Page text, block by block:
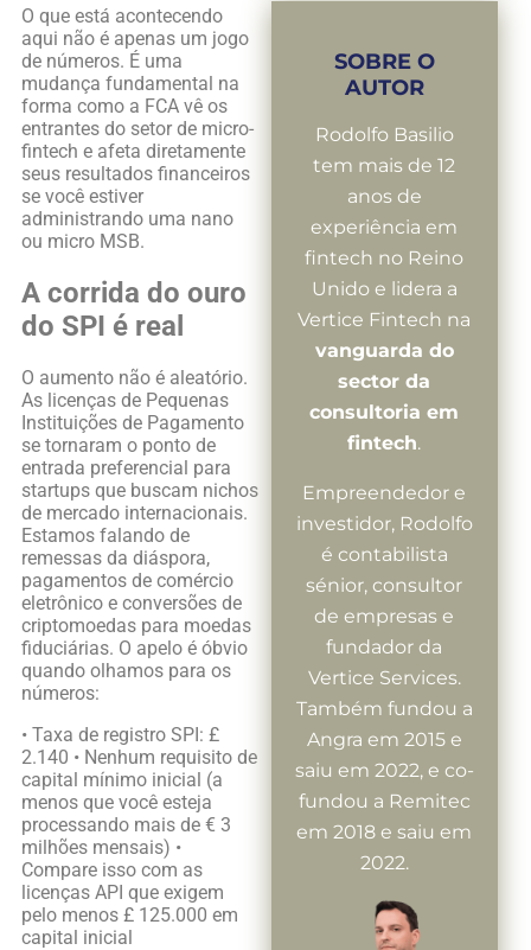
O que está acontecendo
aqui não é apenas um jogo
de números. É uma
mudança fundamental na
forma como a FCA vê os
entrantes do setor de micro-
fintech e afeta diretamente
seus resultados financeiros
se você estiver
administrando uma nano
ou micro MSB.
A corrida do ouro
do SPI é real
O aumento não é aleatório.
As licenças de Pequenas
Instituições de Pagamento
se tornaram o ponto de
entrada preferencial para
startups que buscam nichos
de mercado internacionais.
Estamos falando de
remessas da diáspora,
pagamentos de comércio
eletrônico e conversões de
criptomoedas para moedas
fiduciárias. O apelo é óbvio
quando olhamos para os
números:
• Taxa de registro SPI: £
2.140 • Nenhum requisito de
capital mínimo inicial (a
menos que você esteja
processando mais de € 3
milhões mensais) •
Compare isso com as
licenças API que exigem
pelo menos £ 125.000 em
capital inicial
SOBRE O
AUTOR
Rodolfo Basilio
tem mais de 12
anos de
experiência em
fintech no Reino
Unido e lidera a
Vertice Fintech na
vanguarda do
sector da
consultoria em
fintech.
Empreendedor e
investidor, Rodolfo
é contabilista
sénior, consultor
de empresas e
fundador da
Vertice Services.
Também fundou a
Angra em 2015 e
saiu em 2022, e co-
fundou a Remitec
em 2018 e saiu em
2022.